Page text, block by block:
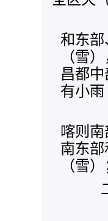
和东
（雪
昌都
有小
喀则
南东
（雪
二